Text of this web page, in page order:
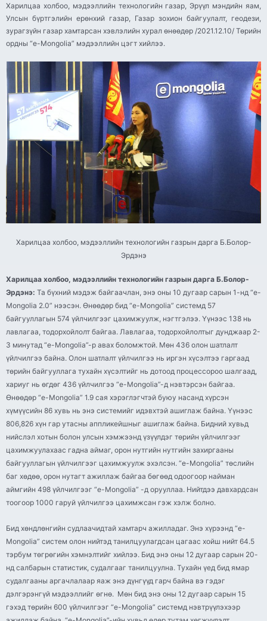
Харилцаа холбоо, мэдээллийн технологийн газар, Эрүүл мэндийн яам,
Улсын бүртгэлийн ерөнхий газар, Газар зохион байгуулалт, геодези,
зурагзүйн газар хамтарсан хэвлэлийн хурал өнөөдөр /2021.12.10/ Төрийн
ордны “e-Mongolia” мэдээллийн цэгт хийлээ.
Харилцаа холбоо, мэдээллийн технологийн газрын дарга Б.Болор-
Эрдэнэ
Харилцаа холбоо, мэдээллийн технологийн газрын дарга Б.Болор-
Эрдэнэ: Та бүхний мэдэж байгаачлан, энэ оны 10 дугаар сарын 1-нд “e-
Mongolia 2.0” нээсэн. Өнөөдөр бид “e-Mongolia” системд 57
байгууллагын 574 үйлчилгээг цахимжуулж, нэгтгэлээ. Үүнээс 138 нь
лавлагаа, тодорхойлолт байгаа. Лавлагаа, тодорхойлолтыг дунджаар 2-
3 минутад “e-Mongolia”-р авах боломжтой. Мөн 436 олон шатлалт
үйлчилгээ байна. Олон шатлалт үйлчилгээ нь иргэн хүсэлтээ гаргаад
төрийн байгууллага тухайн хүсэлтийг нь дотоод процессороо шалгаад,
хариуг нь өгдөг 436 үйлчилгээ “e-Mongolia”-д нэвтэрсэн байгаа.
Өнөөдөр “e-Mongolia” 1.9 сая хэрэглэгчтэй буюу насанд хүрсэн
хүмүүсийн 86 хувь нь энэ системийг идэвхтэй ашиглаж байна. Үүнээс
806,826 хүн гар утасны аппликейшныг ашиглаж байна. Бидний хувьд
нийслэл хотын болон улсын хэмжээнд үзүүлдэг төрийн үйлчилгээг
цахимжуулахаас гадна аймаг, орон нутгийн нутгийн захиргааны
байгууллагын үйлчилгээг цахимжуулж эхэлсэн. “e-Mongolia” төслийн
баг хөдөө, орон нутагт ажиллаж байгаа бөгөөд одоогоор найман
аймгийн 498 үйлчилгээг “e-Mongolia” -д орууллаа. Нийтдээ давхардсан
тоогоор 1000 гаруй үйлчилгээ цахимжсан гэж хэлж болно.
Бид хөндлөнгийн судлаачидтай хамтарч ажилладаг. Энэ хүрээнд “e-
Mongolia” систем олон нийтэд танилцуулагдсан цагаас хойш нийт 64.5
тэрбум төгрөгийн хэмнэлтийг хийлээ. Бид энэ оны 12 дугаар сарын 20-
нд салбарын статистик, судалгааг танилцуулна. Тухайн үед бид ямар
судалгааны аргачлалаар яаж энэ дүнгүүд гарч байна вэ гэдэг
дэлгэрэнгүй мэдээллийг өгнө. Мөн бид энэ оны 12 дугаар сарын 15
гэхэд төрийн 600 үйлчилгээг “e-Mongolia” системд нэвтрүүлэхээр